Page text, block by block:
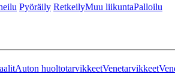
Pyöräily RetkeilyMuu liikuntaPalloilu
Auton huoltotarvikkeetVenetarvikkeet